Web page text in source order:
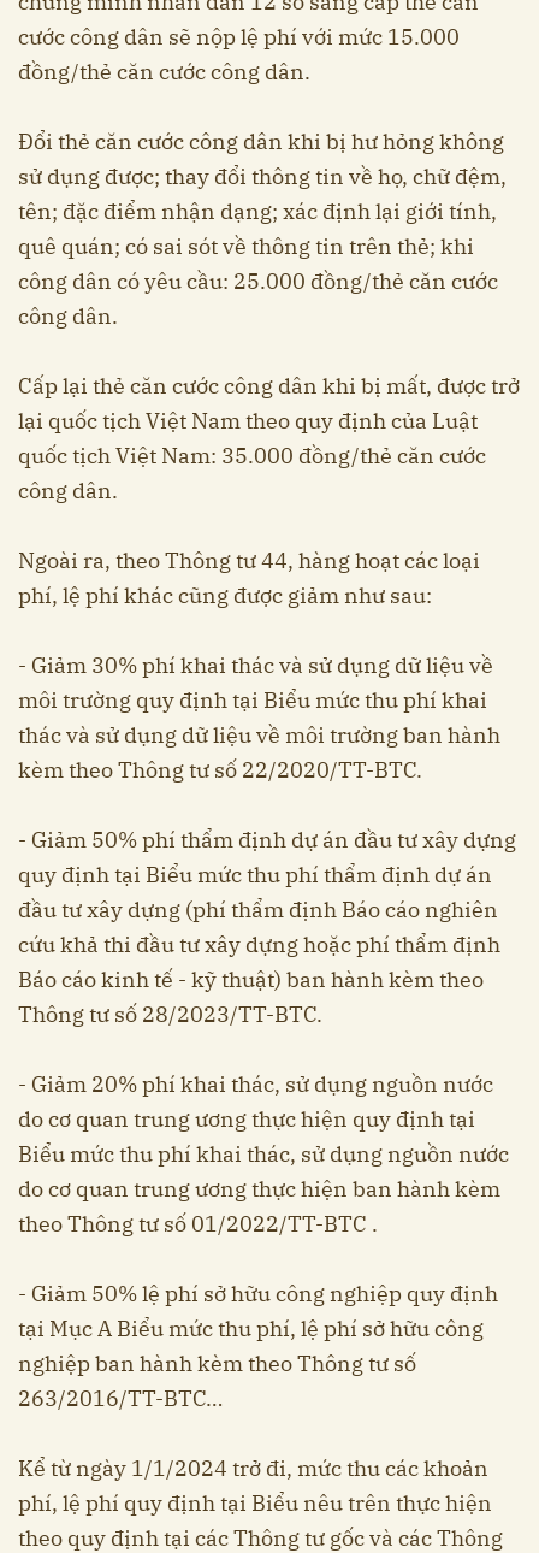
cước công dân sẽ nộp lệ phí với mức 15.000
đồng/thẻ căn cước công dân.
Đổi thẻ căn cước công dân khi bị hư hỏng không
sử dụng được; thay đổi thông tin về họ, chữ đệm,
tên; đặc điểm nhận dạng; xác định lại giới tính,
quê quán; có sai sót về thông tin trên thẻ; khi
công dân có yêu cầu: 25.000 đồng/thẻ căn cước
công dân.
Cấp lại thẻ căn cước công dân khi bị mất, được trở
lại quốc tịch Việt Nam theo quy định của Luật
quốc tịch Việt Nam: 35.000 đồng/thẻ căn cước
công dân.
Ngoài ra, theo Thông tư 44, hàng hoạt các loại
phí, lệ phí khác cũng được giảm như sau:
- Giảm 30% phí khai thác và sử dụng dữ liệu về
môi trường quy định tại Biểu mức thu phí khai
thác và sử dụng dữ liệu về môi trường ban hành
kèm theo Thông tư số 22/2020/TT-BTC.
- Giảm 50% phí thẩm định dự án đầu tư xây dựng
quy định tại Biểu mức thu phí thẩm định dự án
đầu tư xây dựng (phí thẩm định Báo cáo nghiên
cứu khả thi đầu tư xây dựng hoặc phí thẩm định
Báo cáo kinh tế - kỹ thuật) ban hành kèm theo
Thông tư số 28/2023/TT-BTC.
- Giảm 20% phí khai thác, sử dụng nguồn nước
do cơ quan trung ương thực hiện quy định tại
Biểu mức thu phí khai thác, sử dụng nguồn nước
do cơ quan trung ương thực hiện ban hành kèm
theo Thông tư số 01/2022/TT-BTC .
- Giảm 50% lệ phí sở hữu công nghiệp quy định
tại Mục A Biểu mức thu phí, lệ phí sở hữu công
nghiệp ban hành kèm theo Thông tư số
263/2016/TT-BTC…
Kể từ ngày 1/1/2024 trở đi, mức thu các khoản
phí, lệ phí quy định tại Biểu nêu trên thực hiện
theo quy định tại các Thông tư gốc và các Thông